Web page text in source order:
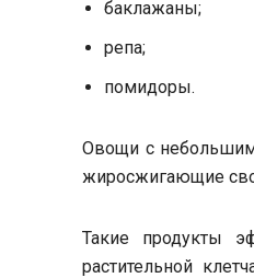
баклажаны;
репа;
помидоры.
Овощи с
жиросжигающие
Такие продукты
растительной